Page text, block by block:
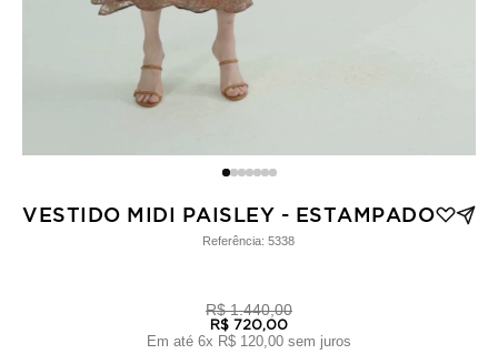
VESTIDO MIDI PAISLEY - ESTAMPADO
Referência:5338
R$ 1.440,00
R$ 720,00
Em até 6x R$ 120,00 sem juros